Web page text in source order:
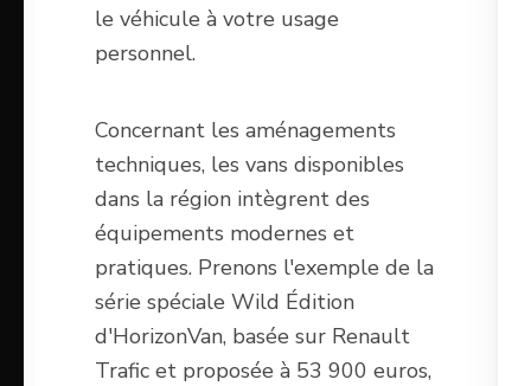
le véhicule à votre usage
personnel.
Concernant les aménagements
techniques, les vans disponibles
dans la région intègrent des
équipements modernes et
pratiques. Prenons l'exemple de la
série spéciale Wild Édition
d'HorizonVan, basée sur Renault
Trafic et proposée à 53 900 euros,